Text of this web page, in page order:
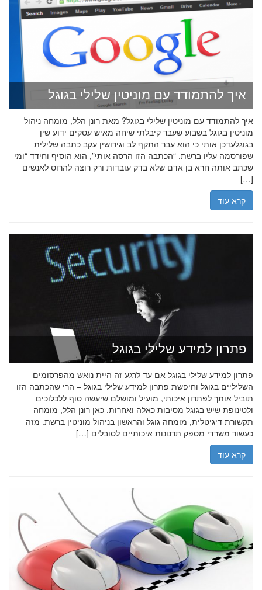
איך להתמודד עם מוניטין שלילי בגוגל
איך להתמודד עם מוניטין שלילי בגוגל? מאת רונן הלל, מומחה ניהול
מוניטין בגוגל בשבוע שעבר קיבלתי שיחה מאיש עסקים ידוע שין
בגוגלעדכן אותי כי הוא עבר התקף לב וגירושין עקב כתבה שלילית
שפורסמה עליו ברשת. “הכתבה הזו הרסה אותי”, הוא הוסיף וחידד “ומי
שכתב אותה חרא בן אדם שלא בדק עובדות ורק רוצה להרוס לאנשים
[…]
קרא עוד
פתרון למידע שלילי בגוגל
פתרון למידע שלילי בגוגל אם עד לרגע זה היית נואש מהפרסומים
השליליים בגוגל וחיפשת פתרון למידע שלילי בגוגל – הרי שהכתבה הזו
תוביל אותך לפתרון איכותי, מועיל ומושלם שיעשה סוף ללכלוכים
ולטינופת שיש בגוגל מסיבות כאלה ואחרות. כאן רונן הלל, מומחה
תקשורת דיגיטלית, מומחה גוגל והראשון בניהול מוניטין ברשת. מזה
כעשור משרדי מספק תרנונות איכותיים לסובלים […]
קרא עוד